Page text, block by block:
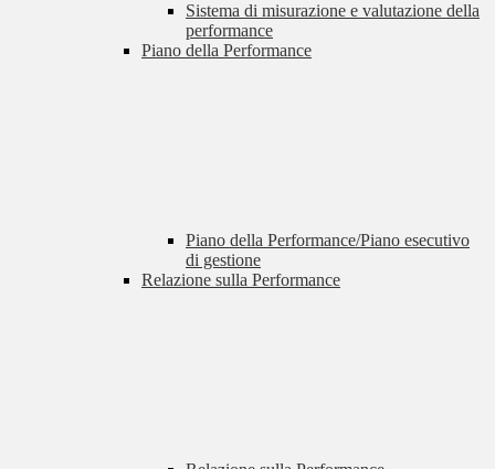
Sistema di misurazione e valutazione della
performance
Piano della Performance
Piano della Performance/Piano esecutivo
di gestione
Relazione sulla Performance